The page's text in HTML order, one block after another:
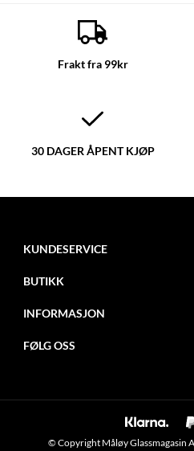
Frakt fra 99kr
30 DAGER ÅPENT KJØP
KUNDESERVICE
post@glassmagasinet.com
6700 Måløy
BUTIKK
Logg inn
INFORMASJON
Nyhetsbrev
Om informasjonskapsler
FØLG OSS
Nyhetsbrev
© Copyright Måløy Glassmagasin